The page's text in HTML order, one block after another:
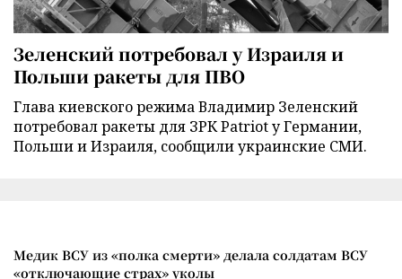
Зеленский потребовал у Израиля и
Польши ракеты для ПВО
Глава киевского режима Владимир Зеленский
потребовал ракеты для ЗРК Patriot у Германии,
Польши и Израиля, сообщили украинские СМИ.
Медик ВСУ из «полка смерти» делала солдатам ВСУ
«отключающие страх» уколы